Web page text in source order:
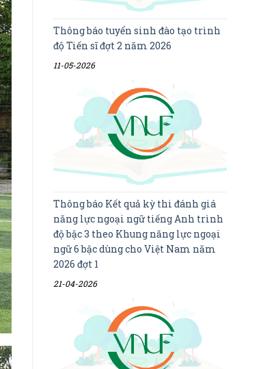
Thông báo tuyển sinh đào tạo trình
độ Tiến sĩ đợt 2 năm 2026
11-05-2026
Thông báo Kết quả kỳ thi đánh giá
năng lực ngoại ngữ tiếng Anh trình
độ bậc 3 theo Khung năng lực ngoại
ngữ 6 bậc dùng cho Việt Nam năm
2026 đợt 1
21-04-2026